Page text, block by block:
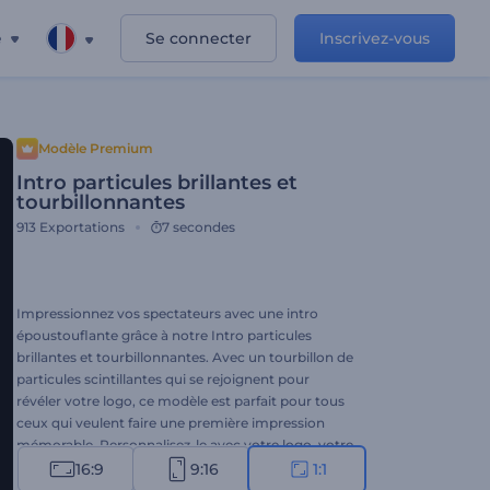
Se connecter Inscrivez-vous
Modèle Premium
Intro particules brillantes et
tourbillonnantes
913 Exportations 7 secondes
Impressionnez vos spectateurs avec une intro
époustouflante grâce à notre Intro particules
brillantes et tourbillonnantes. Avec un tourbillon de
particules scintillantes qui se rejoignent pour
révéler votre logo, ce modèle est parfait pour tous
ceux qui veulent faire une première impression
mémorable. Personnalisez-le avec votre logo, votre
slogan et votre morceau de musique préféré pour
16:9 9:16 1:1